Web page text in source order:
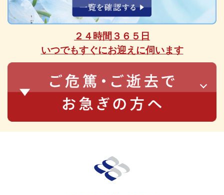
２４時間３６５日
いつでもすぐにお迎えに伺います